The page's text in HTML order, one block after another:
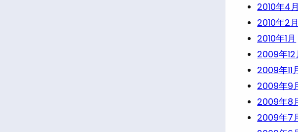
2010年4月
2010年2月
2010年1月
2009年12
2009年11
2009年9
2009年8
2009年7